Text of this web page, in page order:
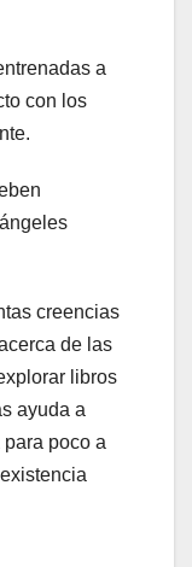
a
con los
creencias
de las
libros
ayuda a
poco a